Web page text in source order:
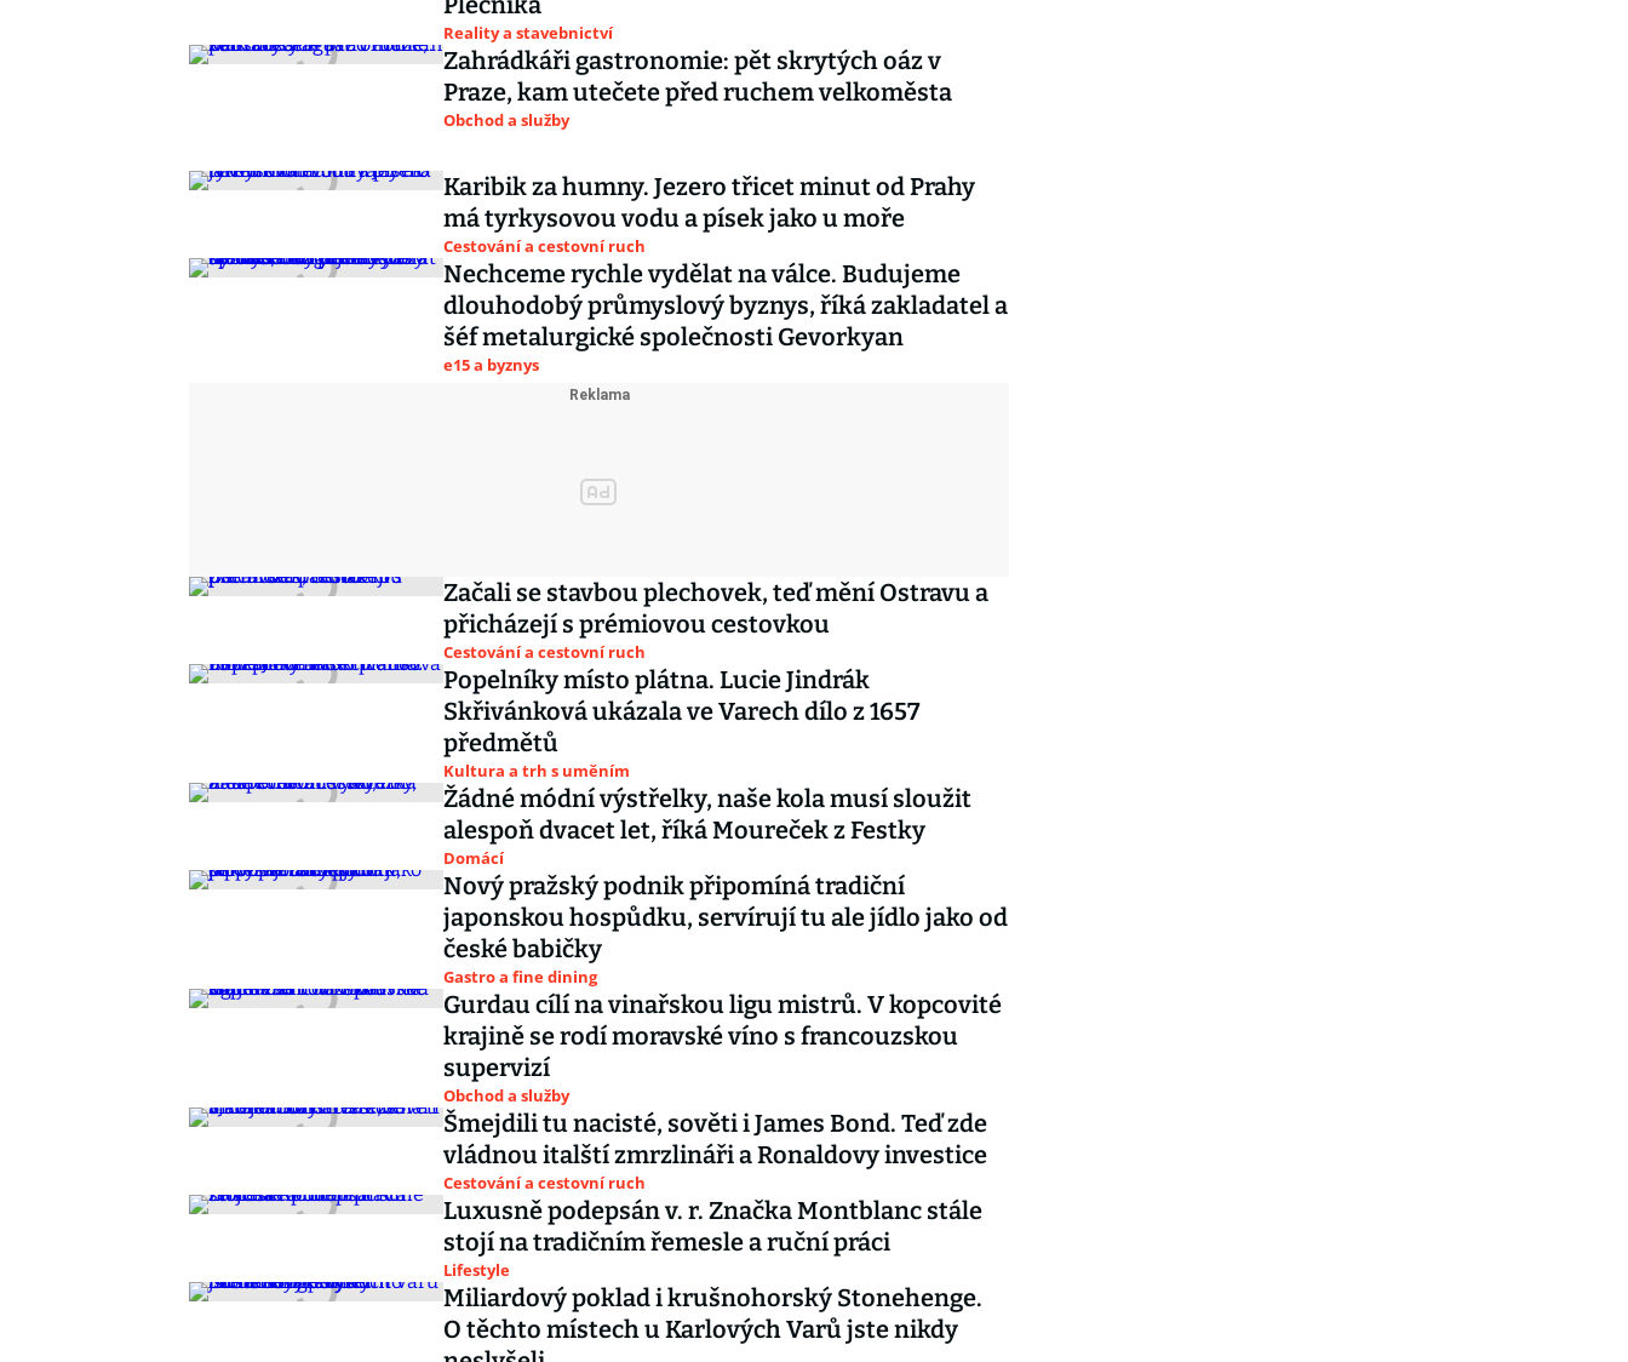
Reality a stavebnictví
Zahrádkáři gastronomie: pět skrytých oáz v
Praze, kam utečete před ruchem velkoměsta
Obchod a služby
Karibik za humny. Jezero třicet minut od Prahy
má tyrkysovou vodu a písek jako u moře
Cestování a cestovní ruch
Nechceme rychle vydělat na válce. Budujeme
dlouhodobý průmyslový byznys, říká zakladatel a
šéf metalurgické společnosti Gevorkyan
e15 a byznys
Začali se stavbou plechovek, teď mění Ostravu a
přicházejí s prémiovou cestovkou
Cestování a cestovní ruch
Popelníky místo plátna. Lucie Jindrák
Skřivánková ukázala ve Varech dílo z 1657
předmětů
Kultura a trh s uměním
Žádné módní výstřelky, naše kola musí sloužit
alespoň dvacet let, říká Moureček z Festky
Domácí
Nový pražský podnik připomíná tradiční
japonskou hospůdku, servírují tu ale jídlo jako od
české babičky
Gastro a fine dining
Gurdau cílí na vinařskou ligu mistrů. V kopcovité
krajině se rodí moravské víno s francouzskou
supervizí
Obchod a služby
Šmejdili tu nacisté, sověti i James Bond. Teď zde
vládnou italští zmrzlináři a Ronaldovy investice
Cestování a cestovní ruch
Luxusně podepsán v. r. Značka Montblanc stále
stojí na tradičním řemesle a ruční práci
Lifestyle
Miliardový poklad i krušnohorský Stonehenge.
O těchto místech u Karlových Varů jste nikdy